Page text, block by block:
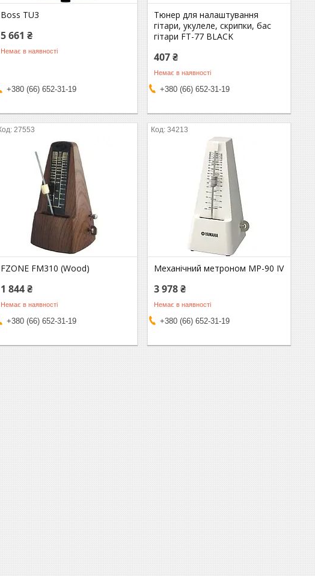
Boss TU3
5 661 ₴
Немає в наявності
+380 (66) 652-31-19
Тюнер для налаштування
гітари, укулеле, скрипки, бас
гітари FT-77 BLACK
407 ₴
Немає в наявності
+380 (66) 652-31-19
27553
FZONE FM310 (Wood)
1 844 ₴
Немає в наявності
+380 (66) 652-31-19
34213
Механічний метроном MP-90 IV
3 978 ₴
Немає в наявності
+380 (66) 652-31-19